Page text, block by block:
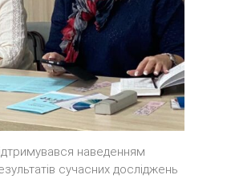
наведенням
сучасних досліджень